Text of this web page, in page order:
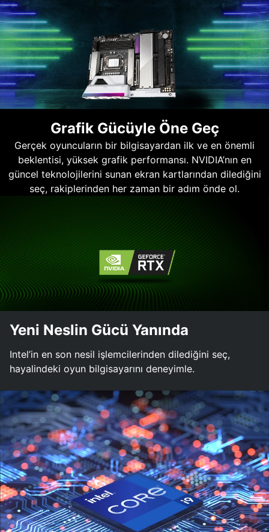
Grafik Gücüyle Öne Geç
Gerçek oyuncuların bir bilgisayardan ilk ve en önemli
beklentisi, yüksek grafik performansı. NVIDIA’nın en
güncel teknolojilerini sunan ekran kartlarından dilediğini
seç, rakiplerinden her zaman bir adım önde ol.
Yeni Neslin Gücü Yanında
Intel’in en son nesil işlemcilerinden dilediğini seç,
hayalindeki oyun bilgisayarını deneyimle.